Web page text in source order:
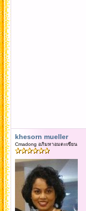
khesorn mueller
Cmadong อภิมหาอมตะเซียน